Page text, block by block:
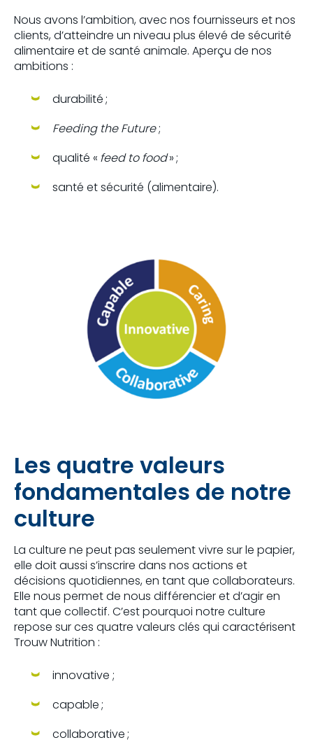
Nous avons l’ambition, avec nos fournisseurs et nos
clients, d’atteindre un niveau plus élevé de sécurité
alimentaire et de santé animale. Aperçu de nos
ambitions :
durabilité ;
Feeding the Future;
qualité « feed to food» ;
santé et sécurité (alimentaire).
Les quatre valeurs
fondamentales de notre
culture
La culture ne peut pas seulement vivre sur le papier,
elle doit aussi s’inscrire dans nos actions et
décisions quotidiennes, en tant que collaborateurs.
Elle nous permet de nous différencier et d’agir en
tant que collectif. C’est pourquoi notre culture
repose sur ces quatre valeurs clés qui caractérisent
Trouw Nutrition :
innovative ;
capable ;
collaborative ;